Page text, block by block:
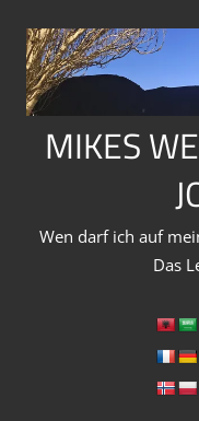
Inhalt
springen
MIKES
Wen darf ich auf
Das